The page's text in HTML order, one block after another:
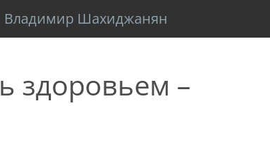
Владимир Шахиджанян
здоровьем –